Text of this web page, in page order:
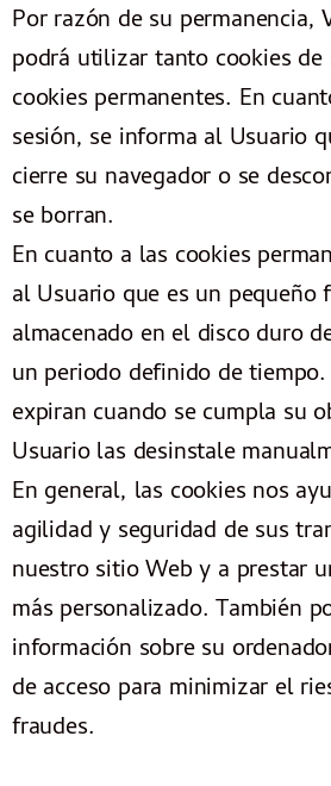
Por razón de su permanencia,
podrá utilizar tanto cookies de
cookies permanentes. En
sesión, se informa al Usuario
cierre su navegador o se
se borran.
En cuanto a las cookies
al Usuario que es un pequeño
almacenado en el disco duro
un periodo definido de tiempo.
expiran cuando se cumpla su
Usuario las desinstale
En general, las cookies nos
agilidad y seguridad de sus
nuestro sitio Web y a prestar
más personalizado. También
información sobre su
de acceso para minimizar el
fraudes.